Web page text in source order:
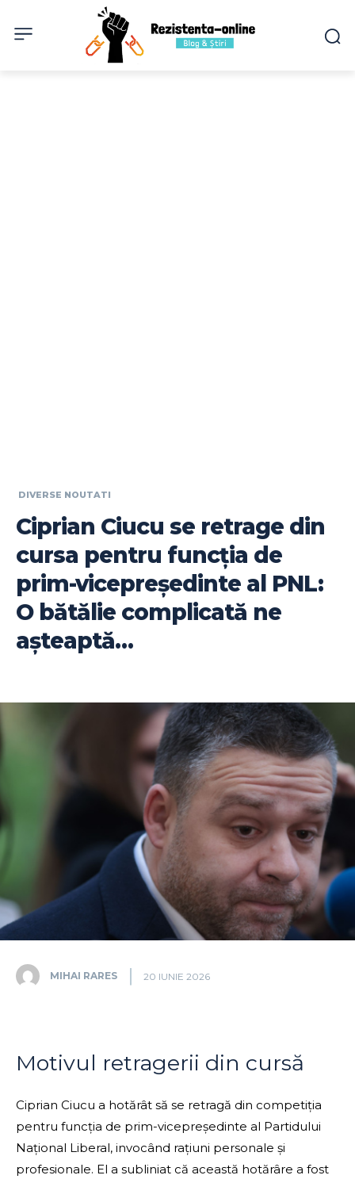
DIVERSE NOUTATI
Ciprian Ciucu se retrage din
cursa pentru funcția de
prim-vicepreședinte al PNL:
O bătălie complicată ne
așteaptă…
MIHAI RARES 20 IUNIE 2026
Motivul retragerii din cursă
Ciprian Ciucu a hotărât să se retragă din competiția
pentru funcția de prim-vicepreședinte al Partidului
Național Liberal, invocând rațiuni personale și
profesionale. El a subliniat că această hotărâre a fost